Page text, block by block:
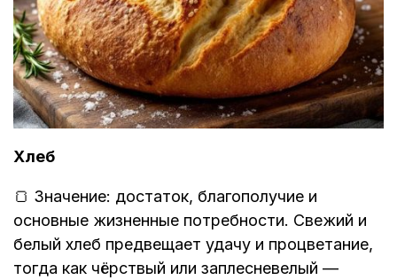
Хлеб
🍞 Значение: достаток, благополучие и
основные жизненные потребности. Свежий и
белый хлеб предвещает удачу и процветание,
тогда как чёрствый или заплесневелый —